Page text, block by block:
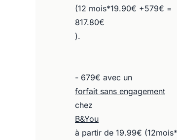
(12 mois*19.90€ +579€ =
817.80€
).
- 679€ avec un
forfait sans engagement
chez
B&You
à partir de 19.99€